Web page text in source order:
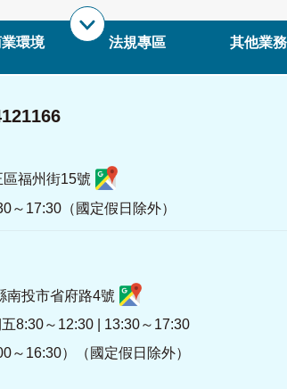
環境 法規專區 其他業務
福州街15號
～17:30（國定假日除外）
南投市省府路4號
8:30～12:30 | 13:30～17:30
～16:30）（國定假日除外）